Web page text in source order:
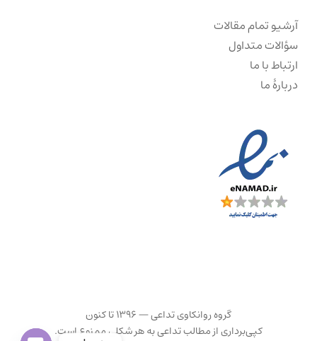
آرشیو تمام مقالات
سؤالات متداول
ارتباط با ما
دربارهٔ ما
گروه روانکاوی تداعی — ۱۳۹۶ تا کنون
کپی‌برداری از مطالب تداعی به هر شکلی ممنوع است.